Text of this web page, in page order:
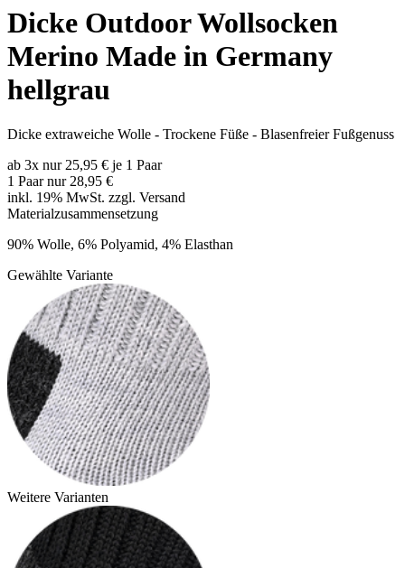
Dicke Outdoor Wollsocken
Merino Made in Germany
hellgrau
Dicke extraweiche Wolle - Trockene Füße - Blasenfreier Fußgenuss
ab 3x nur 25,95 € je 1 Paar
1 Paar nur 28,95 €
inkl. 19% MwSt. zzgl. Versand
Materialzusammensetzung
90% Wolle, 6% Polyamid, 4% Elasthan
Gewählte Variante
Weitere Varianten